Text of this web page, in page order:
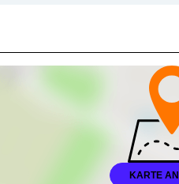
KARTE